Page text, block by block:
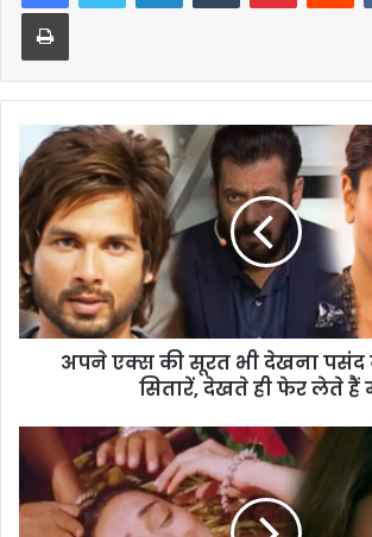
Print
अपने एक्स की सूरत भी देखना पसंद
सितारें, देखते ही फेर लेते हैं